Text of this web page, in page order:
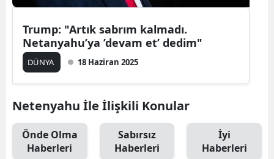
Trump: "Artık sabrım kalmadı.
Netanyahu’ya ’devam et’ dedim"
DÜNYA 18 Haziran 2025
Netenyahu İle İlişkili Konular
Önde Olma
Haberleri
Sabırsız
Haberleri
İyi
Haberleri